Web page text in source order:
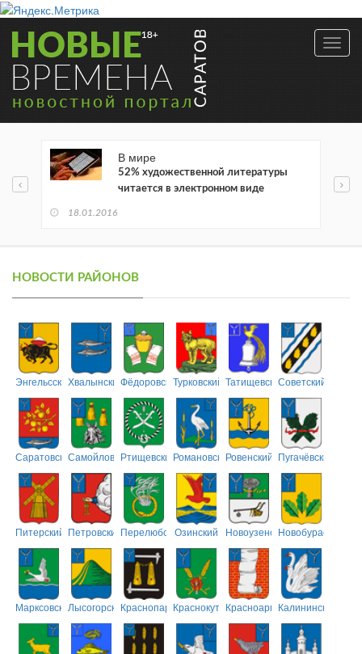
В мире
52% художественной литературы
читается в электронном виде
18.01.2016
НОВОСТИ РАЙОНОВ
ЭнгельсскийХвалынскийФёдоровскийТурковский ТатищевскийСоветский
СаратовскийСамойловскийРтищевскийРомановскийРовенский Пугачёвский
Питерский ПетровскийПерелюбскийОзинский НовоузенскийНовобурасский
МарксовскийЛысогорскийКраснопартизанский
КраснокутскийКрасноармейский
Калининский